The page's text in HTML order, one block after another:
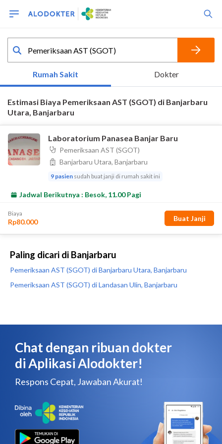
Paling dicari di Banjarbaru
Pemeriksaan AST (SGOT) di Banjarbaru Utara, Banjarbaru
Pemeriksaan AST (SGOT) di Landasan Ulin, Banjarbaru